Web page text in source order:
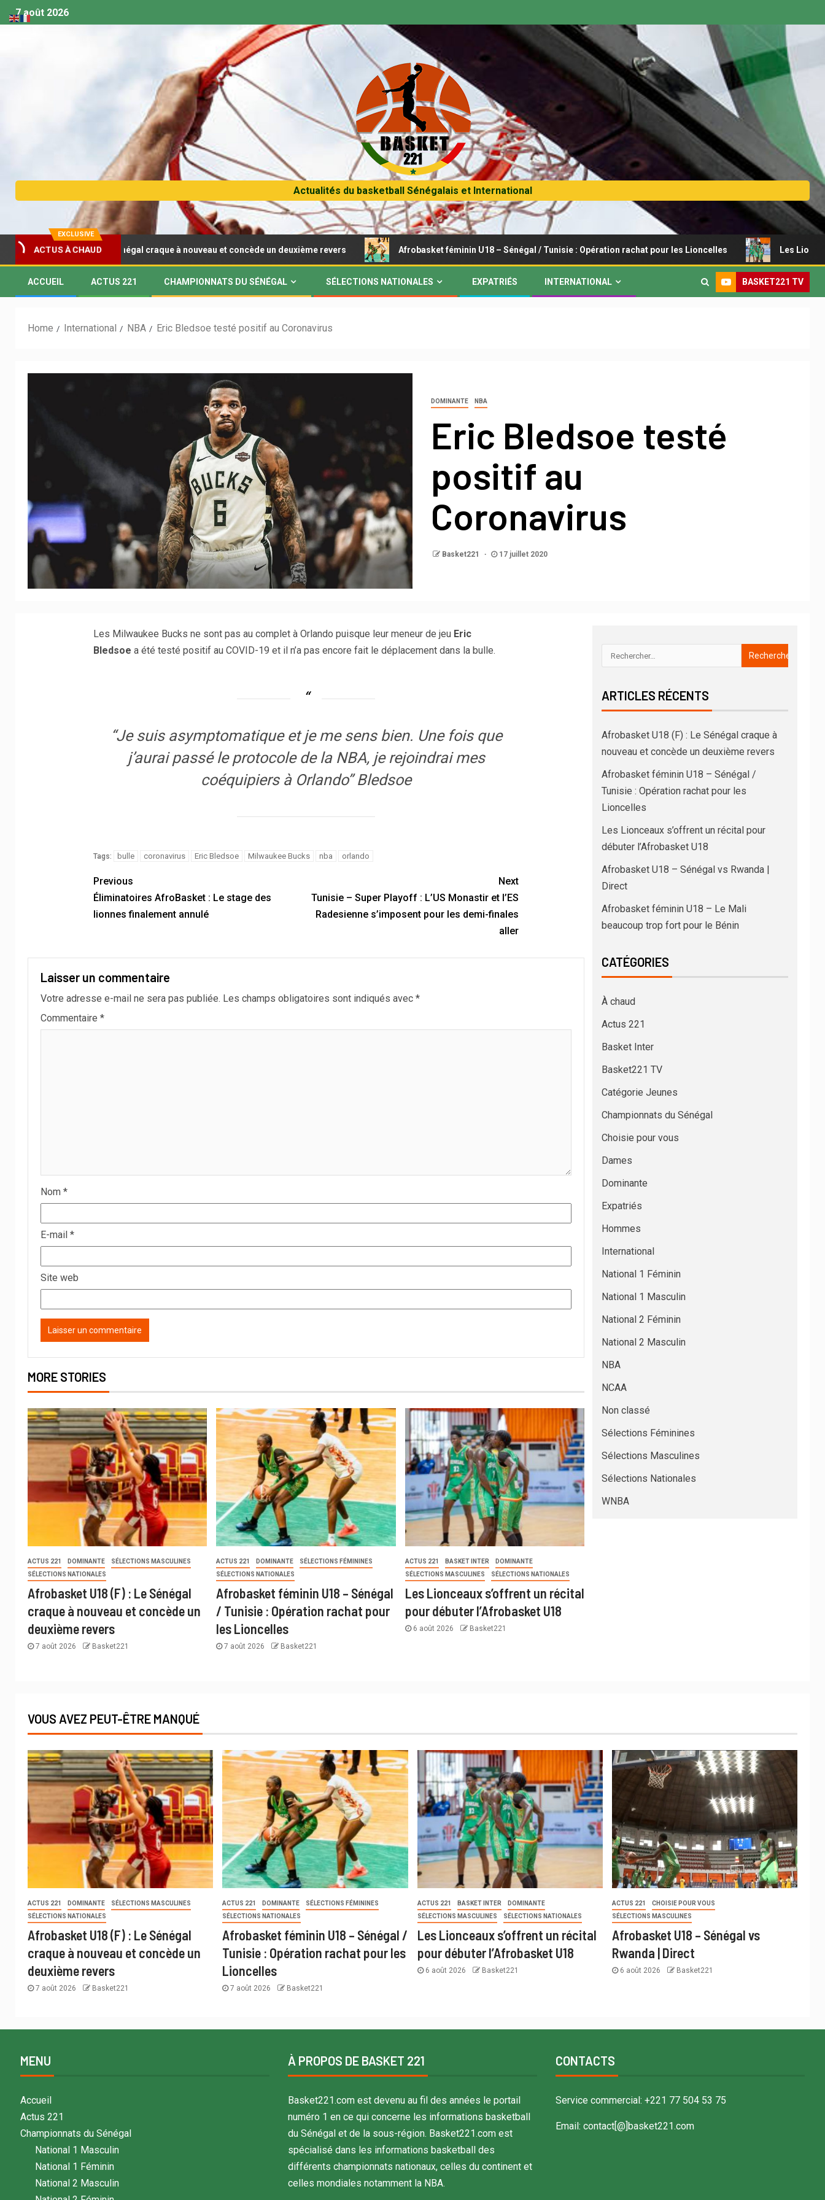
7 août 2026
Actualités du basketball Sénégalais et International
EXCLUSIVE
ACTUS À CHAUD
U18 (F) : Le Sénégal craque à nouveau et concède un deuxième revers Afrobasket féminin U18 – Sénégal / Tunisie : Opération rachat pour les Lioncelles Les Lionceaux
ACCUEIL ACTUS 221 CHAMPIONNATS DU SÉNÉGAL SÉLECTIONS NATIONALES EXPATRIÉS INTERNATIONAL BASKET221 TV
Home International NBA Eric Bledsoe testé positif au Coronavirus
DOMINANTE NBA
Eric Bledsoe testé
positif au
Coronavirus
Basket221 17 juillet 2020
Les Milwaukee Bucks ne sont pas au complet à Orlando puisque leur meneur de jeu Eric
Bledsoe a été testé positif au COVID-19 et il n’a pas encore fait le déplacement dans la bulle.
“Je suis asymptomatique et je me sens bien. Une fois que
j’aurai passé le protocole de la NBA, je rejoindrai mes
coéquipiers à Orlando” Bledsoe
Tags: bulle coronavirus Eric Bledsoe Milwaukee Bucks nba orlando
Previous
Éliminatoires AfroBasket : Le stage des
lionnes finalement annulé
Next
Tunisie – Super Playoff : L’US Monastir et l’ES
Radesienne s’imposent pour les demi-finales
aller
Laisser un commentaire
Votre adresse e-mail ne sera pas publiée. Les champs obligatoires sont indiqués avec *
Commentaire *
Nom *
E-mail *
Site web
MORE STORIES
ACTUS 221 DOMINANTE
SÉLECTIONS MASCULINES
SÉLECTIONS NATIONALES
Afrobasket U18 (F) : Le Sénégal
craque à nouveau et concède un
deuxième revers
7 août 2026 Basket221
ACTUS 221 DOMINANTE
SÉLECTIONS FÉMININES
SÉLECTIONS NATIONALES
Afrobasket féminin U18 – Sénégal
/ Tunisie : Opération rachat pour
les Lioncelles
7 août 2026 Basket221
ACTUS 221 BASKET INTER
DOMINANTE
SÉLECTIONS MASCULINES
SÉLECTIONS NATIONALES
Les Lionceaux s’offrent un récital
pour débuter l’Afrobasket U18
6 août 2026 Basket221
ARTICLES RÉCENTS
Afrobasket U18 (F) : Le Sénégal craque à
nouveau et concède un deuxième revers
Afrobasket féminin U18 – Sénégal /
Tunisie : Opération rachat pour les
Lioncelles
Les Lionceaux s’offrent un récital pour
débuter l’Afrobasket U18
Afrobasket U18 – Sénégal vs Rwanda |
Direct
Afrobasket féminin U18 – Le Mali
beaucoup trop fort pour le Bénin
CATÉGORIES
À chaud
Actus 221
Basket Inter
Basket221 TV
Catégorie Jeunes
Championnats du Sénégal
Choisie pour vous
Dames
Dominante
Expatriés
Hommes
International
National 1 Féminin
National 1 Masculin
National 2 Féminin
National 2 Masculin
NBA
NCAA
Non classé
Sélections Féminines
Sélections Masculines
Sélections Nationales
WNBA
VOUS AVEZ PEUT-ÊTRE MANQUÉ
ACTUS 221 DOMINANTE
SÉLECTIONS MASCULINES
SÉLECTIONS NATIONALES
Afrobasket U18 (F) : Le Sénégal
craque à nouveau et concède un
deuxième revers
7 août 2026 Basket221
ACTUS 221 DOMINANTE
SÉLECTIONS FÉMININES
SÉLECTIONS NATIONALES
Afrobasket féminin U18 – Sénégal /
Tunisie : Opération rachat pour les
Lioncelles
7 août 2026 Basket221
ACTUS 221 BASKET INTER
DOMINANTE
SÉLECTIONS MASCULINES
SÉLECTIONS NATIONALES
Les Lionceaux s’offrent un récital
pour débuter l’Afrobasket U18
6 août 2026 Basket221
ACTUS 221
CHOISIE POUR VOUS
SÉLECTIONS MASCULINES
Afrobasket U18 – Sénégal vs
Rwanda | Direct
6 août 2026 Basket221
MENU
Accueil
Actus 221
Championnats du Sénégal
National 1 Masculin
National 1 Féminin
National 2 Masculin
À PROPOS DE BASKET 221
Basket221.com est devenu au fil des années le portail
numéro 1 en ce qui concerne les informations basketball
du Sénégal et de la sous-région. Basket221.com est
spécialisé dans les informations basketball des
différents championnats nationaux, celles du continent et
celles mondiales notamment la NBA.
CONTACTS
Service commercial: +221 77 504 53 75
Email: contact[@]basket221.com